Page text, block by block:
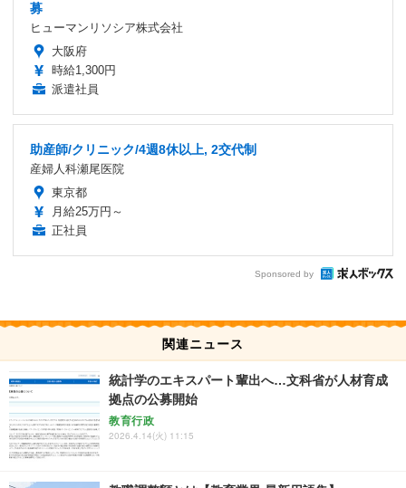
募
ヒューマンリソシア株式会社
大阪府
時給1,300円
派遣社員
助産師/クリニック/4週8休以上, 2交代制
産婦人科瀬尾医院
東京都
月給25万円～
正社員
Sponsored by
関連ニュース
統計学のエキスパート輩出へ…文科省が人材育成
拠点の公募開始
教育行政
2026.4.14(火) 11:15